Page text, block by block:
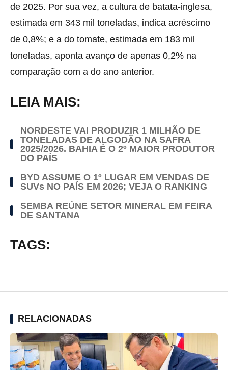
de 2025. Por sua vez, a cultura de batata-inglesa,
estimada em 343 mil toneladas, indica acréscimo
de 0,8%; e a do tomate, estimada em 183 mil
toneladas, aponta avanço de apenas 0,2% na
comparação com a do ano anterior.
LEIA MAIS:
NORDESTE VAI PRODUZIR 1 MILHÃO DE
TONELADAS DE ALGODÃO NA SAFRA
2025/2026. BAHIA É O 2º MAIOR PRODUTOR
DO PAÍS
BYD ASSUME O 1º LUGAR EM VENDAS DE
SUVs NO PAÍS EM 2026; VEJA O RANKING
SEMBA REÚNE SETOR MINERAL EM FEIRA
DE SANTANA
TAGS:
RELACIONADAS